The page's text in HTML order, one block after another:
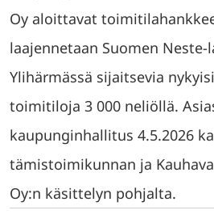
Oy aloittavat
laajennetaan Suomen Neste-
Ylihärmässä sijaitsevia
toimitiloja 3 000 neliöllä.
kaupunginhallitus 4.5.2026
tämistoimikunnan ja
Oy:n käsittelyn pohjalta.